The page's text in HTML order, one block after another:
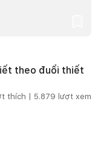
theo đuổi thiết
thích | 5.879 lượt xem